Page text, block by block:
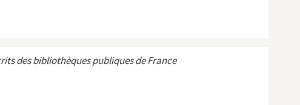
des bibliothèques publiques de France